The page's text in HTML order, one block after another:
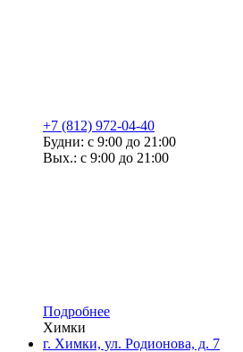
+7 (812) 972-04-40
Будни: с 9:00 до 21:00
Вых.: с 9:00 до 21:00
Подробнее
Химки
г. Химки, ул. Родионова, д. 7